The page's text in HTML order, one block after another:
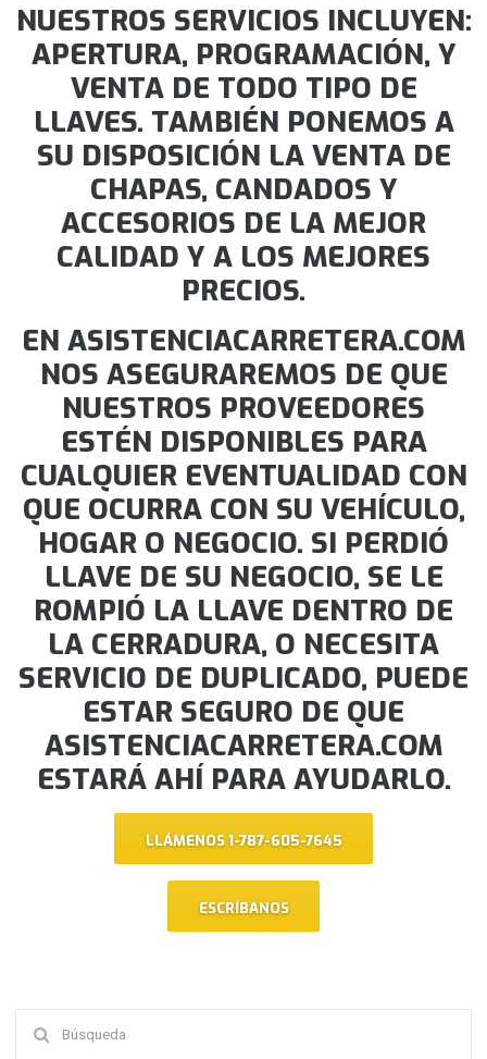
NUESTROS SERVICIOS INCLUYEN:
APERTURA, PROGRAMACIÓN, Y
VENTA DE TODO TIPO DE
LLAVES. TAMBIÉN PONEMOS A
SU DISPOSICIÓN LA VENTA DE
CHAPAS, CANDADOS Y
ACCESORIOS DE LA MEJOR
CALIDAD Y A LOS MEJORES
PRECIOS.
EN ASISTENCIACARRETERA.COM
NOS ASEGURAREMOS DE QUE
NUESTROS PROVEEDORES
ESTÉN DISPONIBLES PARA
CUALQUIER EVENTUALIDAD CON
QUE OCURRA CON SU VEHÍCULO,
HOGAR O NEGOCIO. SI PERDIÓ
LLAVE DE SU NEGOCIO, SE LE
ROMPIÓ LA LLAVE DENTRO DE
LA CERRADURA, O NECESITA
SERVICIO DE DUPLICADO, PUEDE
ESTAR SEGURO DE QUE
ASISTENCIACARRETERA.COM
ESTARÁ AHÍ PARA AYUDARLO.
LLÁMENOS 1-787-605-7645
ESCRÍBANOS